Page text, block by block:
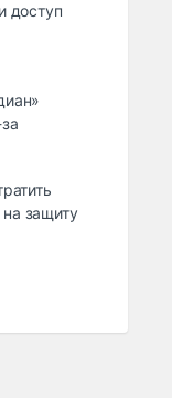
доступ
защиту